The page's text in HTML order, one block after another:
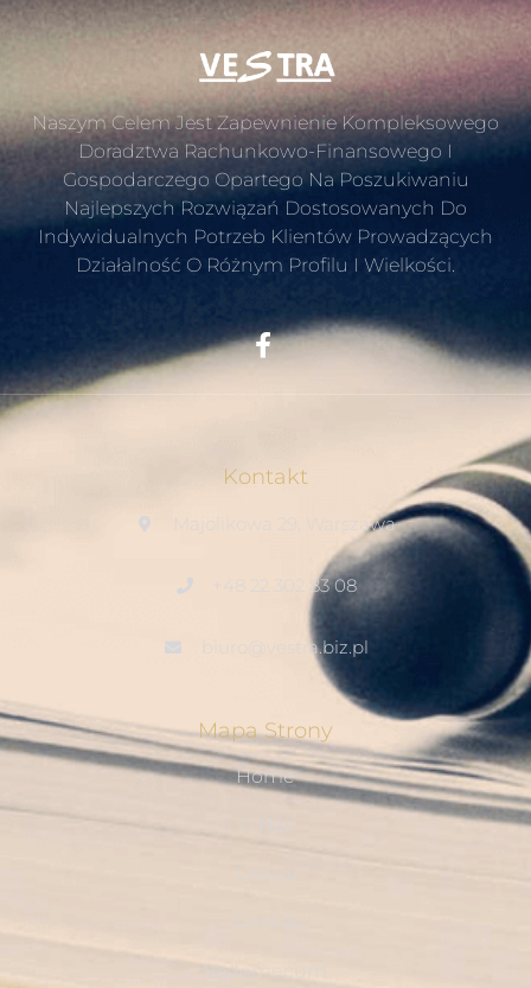
Naszym Celem Jest Zapewnienie Kompleksowego
Doradztwa Rachunkowo-Finansowego I
Gospodarczego Opartego Na Poszukiwaniu
Najlepszych Rozwiązań Dostosowanych Do
Indywidualnych Potrzeb Klientów Prowadzących
Działalność O Różnym Profilu I Wielkości.
Kontakt
Majolikowa 29, Warszawa
+48 22 302 83 08
biuro@vestra.biz.pl
Mapa Strony
Home
Vademecum